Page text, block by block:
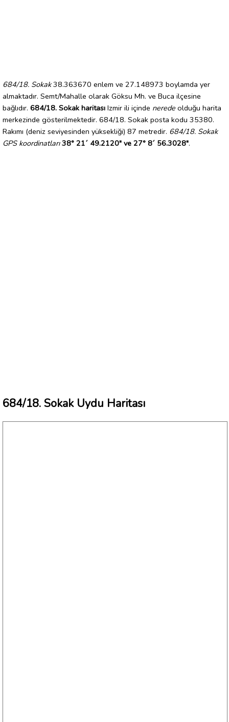
684/18. Sokak38.363670 enlem ve 27.148973 boylamda yer
almaktadır. Semt/Mahalle olarak Göksu Mh. ve Buca ilçesine
bağlıdır. 684/18. Sokak haritası Izmir ili içinde nerede olduğu harita
merkezinde gösterilmektedir. 684/18. Sokak posta kodu 35380.
Rakımı (deniz seviyesinden yüksekliği) 87 metredir. 684/18. Sokak
GPS koordinatları 38° 21´ 49.2120" ve 27° 8´ 56.3028".
684/18. Sokak Uydu Haritası